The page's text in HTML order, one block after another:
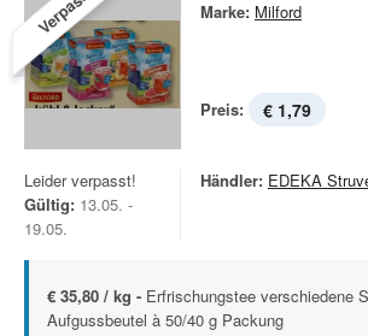
Marke: Milford
Preis: € 1,79
Leider verpasst!
Gültig: 13.05. -
19.05.
Händler: EDEKA
€ 35,80 / kg - Erfrischungstee verschiedene
Aufgussbeutel à 50/40 g Packung